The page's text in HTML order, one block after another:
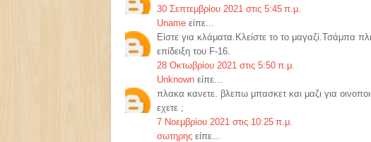
30 Σεπτεμβρίου 2021 στις 5:45 π.μ.
Uname είπε...
Είστε για κλάματα.Κλείστε το το μαγαζί.Τσάμπα
επίδειξη του F-16.
28 Οκτωβρίου 2021 στις 5:50 π.μ.
Unknown είπε...
πλακα κανετε. βλεπω μπασκετ και μαζι για
εχετε ;
7 Νοεμβρίου 2021 στις 10:25 π.μ.
σωτηρης είπε...